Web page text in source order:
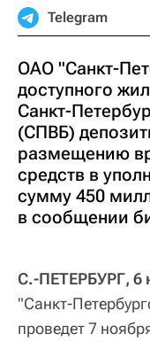
Telegram
ОАО "Санкт-
доступного
Санкт-
(СПВБ)
размещению
средств в
сумму 450
в сообщении
С.-ПЕТЕРБУРГ, 6
"Санкт-
проведет 7